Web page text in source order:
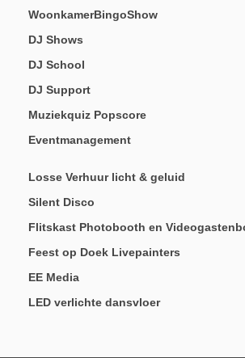
WoonkamerBingoShow
DJ Shows
DJ School
DJ Support
Muziekquiz Popscore
Eventmanagement
Losse Verhuur licht & geluid
Silent Disco
Flitskast Photobooth en
Feest op Doek Livepainters
EE Media
LED verlichte dansvloer